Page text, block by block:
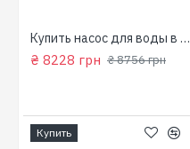
Купить насос для воды в колодец (800 Вт, напор: 43м, производит: 90 л/мин) GARDEN 1000-4-Robot "NPO"
₴ 8228 грн ₴ 8756 грн
Купить